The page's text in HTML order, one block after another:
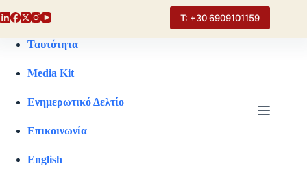
Τ: +30 6909101159
Ταυτότητα
Media Kit
Ενημερωτικό Δελτίο
Επικοινωνία
English